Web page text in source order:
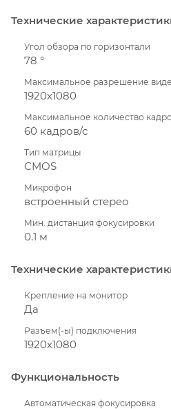
Технические
Угол обзора по горизонтали
78 °
Максимальное разрешение
1920x1080
Максимальное количество
60 кадров/с
Тип матрицы
CMOS
Микрофон
встроенный стерео
Мин. дистанция фокусировки
0.1 м
Технические
Крепление на монитор
Да
Разъем(-ы) подключения
1920x1080
Функциональность
Автоматическая фокусировка